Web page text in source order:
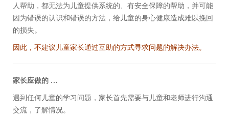
人帮助，都无法为儿童提供系统的、有安全保障的帮助，并可能
因为错误的认识和错误的方法，给儿童的身心健康造成难以挽回
的损失。
因此，不建议儿童家长通过互助的方式寻求问题的解决办法。
家长应做的 …
遇到任何儿童的学习问题，家长首先需要与儿童和老师进行沟通
交流，了解情况。